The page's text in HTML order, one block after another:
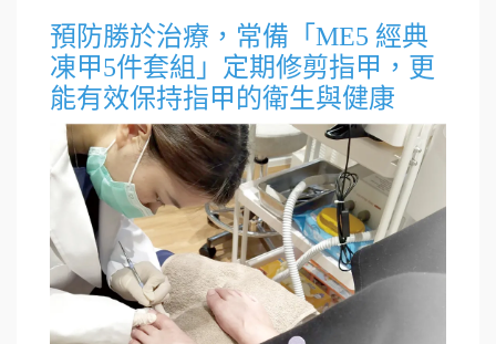
預防勝於治療，常備「ME5 經典
凍甲5件套組」定期修剪指甲，更
能有效保持指甲的衛生與健康